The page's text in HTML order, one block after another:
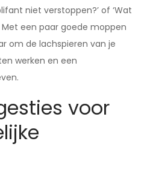
niet verstoppen?’ of ‘Wat
een paar goede moppen
om de lachspieren van je
werken en een
voor